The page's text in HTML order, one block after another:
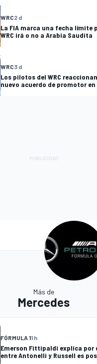
WRC2 d
La FIA marca una fecha límite
WRC irá o no a Arabia Saudita
WRC3 d
Los pilotos del WRC
nuevo acuerdo de promotor
Más de
Mercedes
FÓRMULA 11 h
Emerson Fittipaldi explica por
entre Antonelli y Russell es